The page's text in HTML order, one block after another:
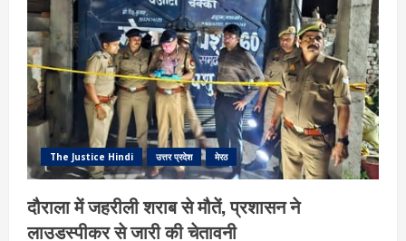
पर
पड़ा
ताला,
महज
9
घंटे
में
40
हजार
लोगों
की
रोजी-
रोटी
छिनी
The Justice Hindi उत्तर प्रदेश मेरठ
दौराला में जहरीली शराब से मौतें, प्रशासन ने
लाउडस्पीकर से जारी की चेतावनी